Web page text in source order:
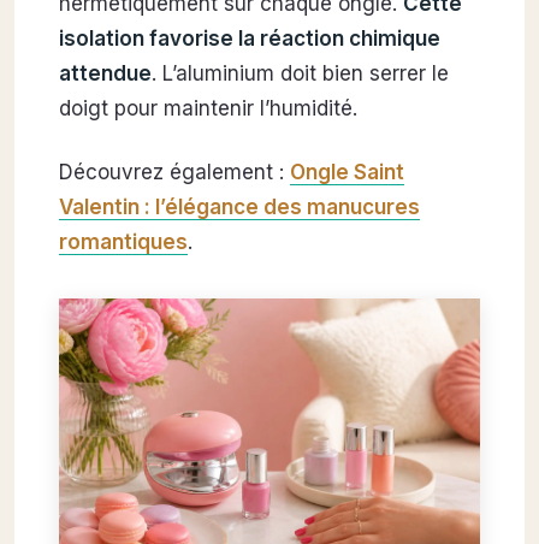
isolation favorise la réaction chimique
attendue. L’aluminium doit bien serrer le
doigt pour maintenir l’humidité.
Découvrez également : Ongle Saint
Valentin : l’élégance des manucures
romantiques.